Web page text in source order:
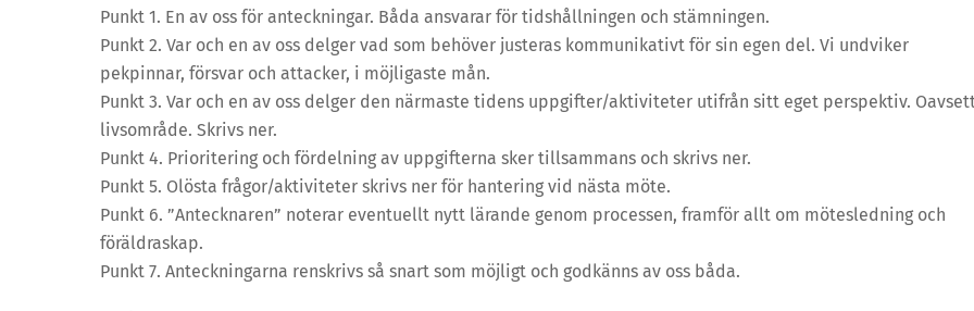
Punkt 1. En av oss för anteckningar. Båda ansvarar för tidshållningen och stämningen.
Punkt 2. Var och en av oss delger vad som behöver justeras kommunikativt för sin egen del. Vi undviker
pekpinnar, försvar och attacker, i möjligaste mån.
Punkt 3. Var och en av oss delger den närmaste tidens uppgifter/aktiviteter utifrån sitt eget perspektiv.
livsområde. Skrivs ner.
Punkt 4. Prioritering och fördelning av uppgifterna sker tillsammans och skrivs ner.
Punkt 5. Olösta frågor/aktiviteter skrivs ner för hantering vid nästa möte.
Punkt 6. ”Antecknaren” noterar eventuellt nytt lärande genom processen, framför allt om mötesledning och
föräldraskap.
Punkt 7. Anteckningarna renskrivs så snart som möjligt och godkänns av oss båda.